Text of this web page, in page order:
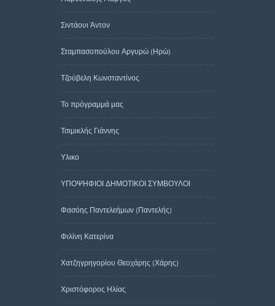
Σιντάουι Άντον
Σταμπασοπούλου Αργυρώ (Ηρώ)
Τζούβελη Κωνσταντίνος
Το πρόγραμμά μας
Τσιμικλής Γιάννης
Υλικο
ΥΠΟΨΗΦΙΟΙ ΔΗΜΟΤΙΚΟΙ ΣΥΜΒΟΥΛΟΙ
Φασόης Παντελεήμων (Παντελής)
Φιλίνη Κατερίνα
Χατζηγρηγορίου Θεοχάρης (Χάρης)
Χριστόφορος Ηλίας